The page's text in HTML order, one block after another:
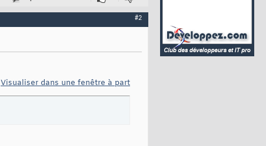
#2
Visualiser dans une fenêtre à part